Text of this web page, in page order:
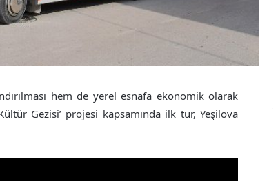
hem de yerel esnafa ekonomik olarak
Gezisi’ projesi kapsamında ilk tur, Yeşilova